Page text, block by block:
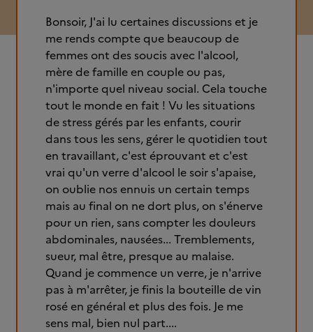
Bonsoir, J'ai lu certaines discussions et je
me rends compte que beaucoup de
femmes ont des soucis avec l'alcool,
mère de famille en couple ou pas,
n'importe quel niveau social. Cela touche
tout le monde en fait ! Vu les situations
de stress gérés par les enfants, courir
dans tous les sens, gérer le quotidien tout
en travaillant, c'est éprouvant et c'est
vrai qu'un verre d'alcool le soir s'apaise,
on oublie nos ennuis un certain temps
mais au final on ne dort plus, on s'énerve
pour un rien, sans compter les douleurs
abdominales, nausées... Tremblements,
sueur, mal être, presque au malaise.
Quand je commence un verre, je n'arrive
pas à m'arrêter, je finis la bouteille de vin
rosé en général et plus des fois. Je me
sens mal, bien nul part....